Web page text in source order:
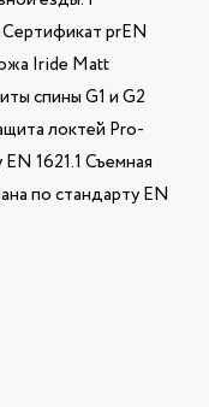
Сертификат prEN
Iride Matt
спины G1 и G2
локтей Pro-
1621.1 Съемная
по стандарту EN